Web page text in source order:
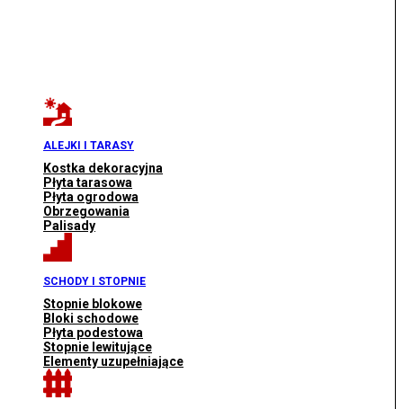
ALEJKI I TARASY
Kostka dekoracyjna
Płyta tarasowa
Płyta ogrodowa
Obrzegowania
Palisady
SCHODY I STOPNIE
Stopnie blokowe
Bloki schodowe
Płyta podestowa
Stopnie lewitujące
Elementy uzupełniające